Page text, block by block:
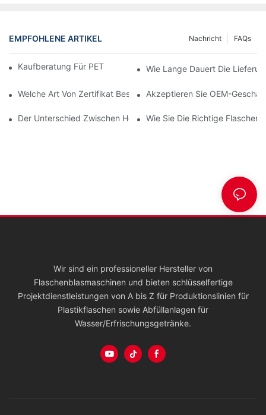
EMPFOHLENE ARTIKEL FAQs
Nachricht
Kaufberatung Für PET-Flaschenblasmaschinen
Wie Lange Dauert Die
Welche Art Von Zertifikat Besitzen Sie?Akzeptieren Sie OEM-
Der Unterschied Zwischen Heißabfüllung Und Kaltabfüllung
Wie Sie Die Richtige
Wir sind ein professioneller Hersteller von
Flaschenblasmaschinen und bieten schlüsselfertige
Projektdienstleistungen von A bis Z für Produktionslinien für
Plastikflaschen sowie Abfüllanlagen für
Wasser/Erfrischungsgetränke.